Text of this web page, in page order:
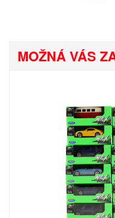
MOŽNÁ VÁS